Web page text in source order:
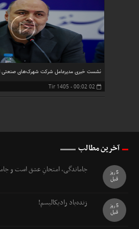
نشست خبری مدیرعامل شرکت شهرک‌های صنعتی
02 Tir 1405 - 00:02
آخرین مطالب
جاماندگی، امتحانِ عشق است و 5 روز
قبل
زنده‌باد رادیکالیسم! 5 روز
قبل